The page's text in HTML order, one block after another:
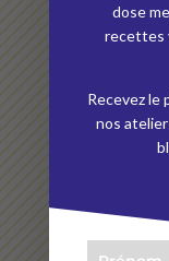
« Je ne
pas d’effort.
dose
recettes
Recevez le
nos